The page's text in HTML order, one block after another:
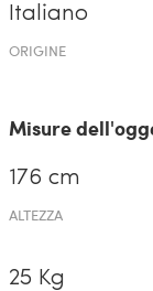
Italiano
ORIGINE
Misure
176 cm
ALTEZZA
25 Kg